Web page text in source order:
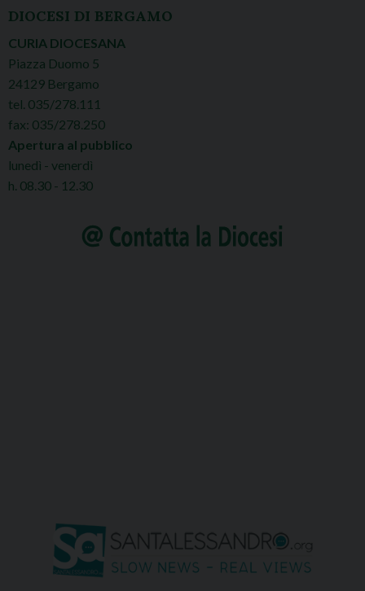
DIOCESI DI BERGAMO
CURIA DIOCESANA
Piazza Duomo 5
24129 Bergamo
tel. 035/278.111
fax: 035/278.250
Apertura al pubblico
lunedì - venerdì
h. 08.30 - 12.30